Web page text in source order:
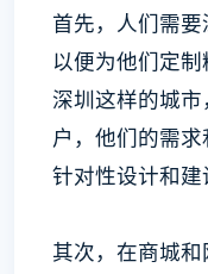
首先，人们需要
以便为他们定
深圳这样的城
户，他们的需
针对性设计和建
其次，在商城